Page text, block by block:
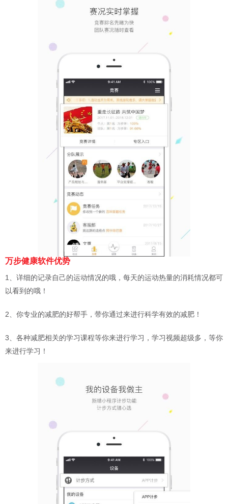
万步健康软件优势
1、详细的记录自己的运动情况的哦，每天的运动热量的消耗情况都可
以看到的哦！
2、你专业的减肥的好帮手，带你通过来进行科学有效的减肥！
3、各种减肥相关的学习课程等你来进行学习，学习视频超级多，等你
来进行学习！